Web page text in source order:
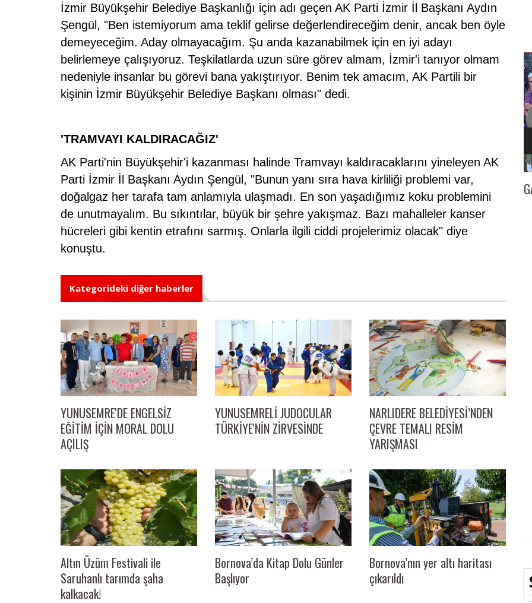
İzmir Büyükşehir Belediye Başkanlığı için adı geçen AK Parti İzmir İl Başkanı Aydın
Şengül, "Ben istemiyorum ama teklif gelirse değerlendireceğim denir, ancak ben öyle
demeyeceğim. Aday olmayacağım. Şu anda kazanabilmek için en iyi adayı
belirlemeye çalışıyoruz. Teşkilatlarda uzun süre görev almam, İzmir'i tanıyor olmam
nedeniyle insanlar bu görevi bana yakıştırıyor. Benim tek amacım, AK Partili bir
kişinin İzmir Büyükşehir Belediye Başkanı olması" dedi.
'TRAMVAYI KALDIRACAĞIZ'
AK Parti'nin Büyükşehir'i kazanması halinde Tramvayı kaldıracaklarını yineleyen AK
Parti İzmir İl Başkanı Aydın Şengül, "Bunun yanı sıra hava kirliliği problemi var,
doğalgaz her tarafa tam anlamıyla ulaşmadı. En son yaşadığımız koku problemini
de unutmayalım. Bu sıkıntılar, büyük bir şehre yakışmaz. Bazı mahalleler kanser
hücreleri gibi kentin etrafını sarmış. Onlarla ilgili ciddi projelerimiz olacak" diye
konuştu.
Kategorideki diğer haberler
YUNUSEMRE'DE ENGELSİZ
EĞİTİM İÇİN MORAL DOLU
AÇILIŞ
YUNUSEMRELİ JUDOCULAR
TÜRKİYE'NİN ZİRVESİNDE
NARLIDERE BELEDİYESİ’NDEN
ÇEVRE TEMALI RESİM
YARIŞMASI
Altın Üzüm Festivali ile
Saruhanlı tarımda şaha
kalkacak!
Bornova’da Kitap Dolu Günler
Başlıyor
Bornova’nın yer altı haritası
çıkarıldı
MAVİ YILDIZ TURİZM VE HAZIR TUR’A İZMİR
TURİZM FUARI’NDA BÜYÜK İLGİ
GAZETECİ KENAN TOKGÖZ’E 25. YIL BERATI…